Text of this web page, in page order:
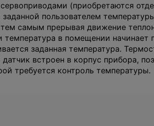
(приобретаются
пользователем
самым прерывая движение
температура в помещении начинает
заданная температура.
встроен в корпус прибора,
требуется контроль температуры.